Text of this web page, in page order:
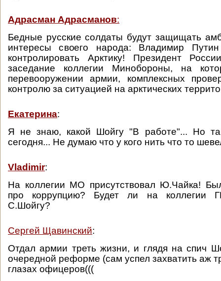
Адрасман Адрасманов:
Бедные русские солдаты будут защищать
интересы своего народа: Владимир
контролировать Арктику! Президент
заседание коллегии Минобороны, на
перевооружении армии, комплексных
контролю за ситуацией на арктических
Екатерина:
Я не знаю, какой Шойгу "В работе"... Но
сегодня... Не думаю что у кого нить что то
Vladimir:
На коллегии МО присутствовал Ю.Чайка!
про коррупцию? Будет ли на коллегии
С.Шойгу?
Сергей Щавинский:
Отдал армии треть жизни, и глядя на спич
очередной реформе (сам успел захватить аж
глазах офицеров(((